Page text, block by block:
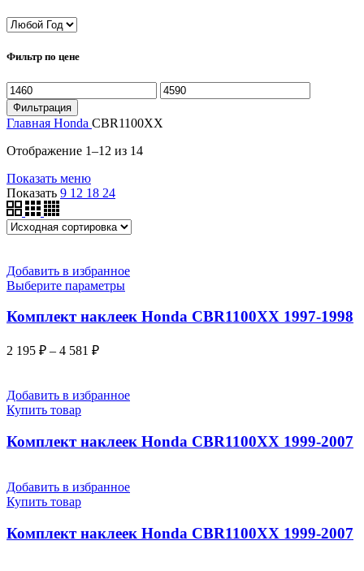
Фильтр по цене
Минимальная
цена
Максимальная
цена
Фильтрация
Главная Honda CBR1100XX
Отображение 1–12 из 14
Показать меню
Показать 9 12 18 24
Добавить в избранное
Выберите параметры
Комплект наклеек Honda CBR1100XX 1997-1998
2 195 ₽ – 4 581 ₽
Добавить в избранное
Купить товар
Комплект наклеек Honda CBR1100XX 1999-2007
Добавить в избранное
Купить товар
Комплект наклеек Honda CBR1100XX 1999-2007